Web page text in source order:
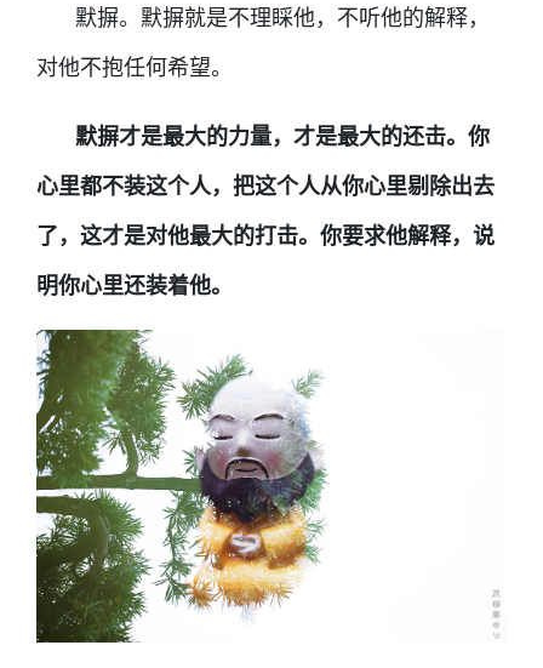
默摒。默摒就是不理睬他，不听他的解释，
对他不抱任何希望。
默摒才是最大的力量，才是最大的还击。你
心里都不装这个人，把这个人从你心里剔除出去
了，这才是对他最大的打击。你要求他解释，说
明你心里还装着他。